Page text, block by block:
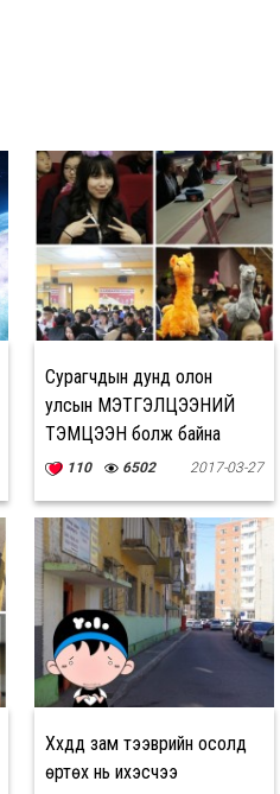
Сурагчдын дунд олон
улсын МЭТГЭЛЦЭЭНИЙ
ТЭМЦЭЭН болж байна
110 6502 2017-03-27
Хүүхдүүд зам тээврийн осолд
өртөх нь ихэсчээ